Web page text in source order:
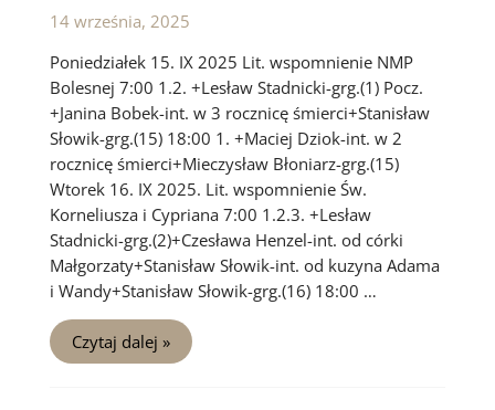
14 września, 2025
Poniedziałek 15. IX 2025 Lit. wspomnienie NMP
Bolesnej 7:00 1.2. +Lesław Stadnicki-grg.(1) Pocz.
+Janina Bobek-int. w 3 rocznicę śmierci+Stanisław
Słowik-grg.(15) 18:00 1. +Maciej Dziok-int. w 2
rocznicę śmierci+Mieczysław Błoniarz-grg.(15)
Wtorek 16. IX 2025. Lit. wspomnienie Św.
Korneliusza i Cypriana 7:00 1.2.3. +Lesław
Stadnicki-grg.(2)+Czesława Henzel-int. od córki
Małgorzaty+Stanisław Słowik-int. od kuzyna Adama
i Wandy+Stanisław Słowik-grg.(16) 18:00 …
Intencje
Mszalne
15.09
Czytaj dalej »